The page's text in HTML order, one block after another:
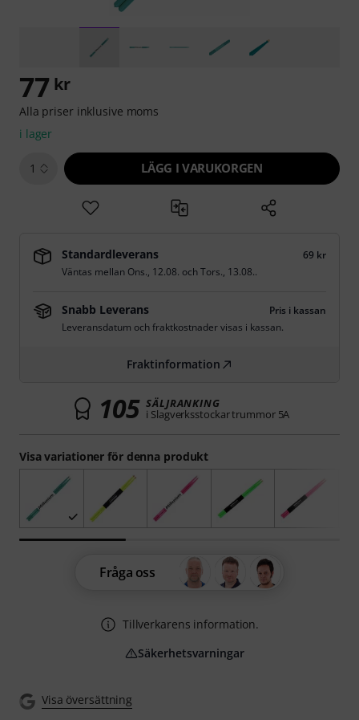
Visa översättning
Visa variationer för denna produkt
77 kr
Alla priser inklusive moms
i lager
1 LÄGG I VARUKORGEN
Standardleverans
69 kr
Väntas mellan Ons., 12.08. ochTors., 13.08..
Snabb Leverans
Pris i kassan
Leveransdatum och fraktkostnader visas i kassan.
Fraktinformation
105 SÄLJRANKING
i Slagverksstockar trummor 5A
Fråga oss
Tillverkarens information.
Säkerhetsvarningar